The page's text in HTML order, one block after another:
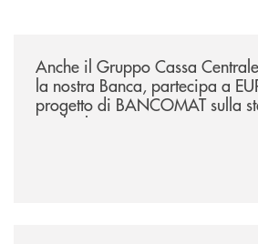
Anche il Gruppo Cassa
la nostra Banca, partecipa a
progetto di BANCOMAT sulla
e sul relativo ecosistema